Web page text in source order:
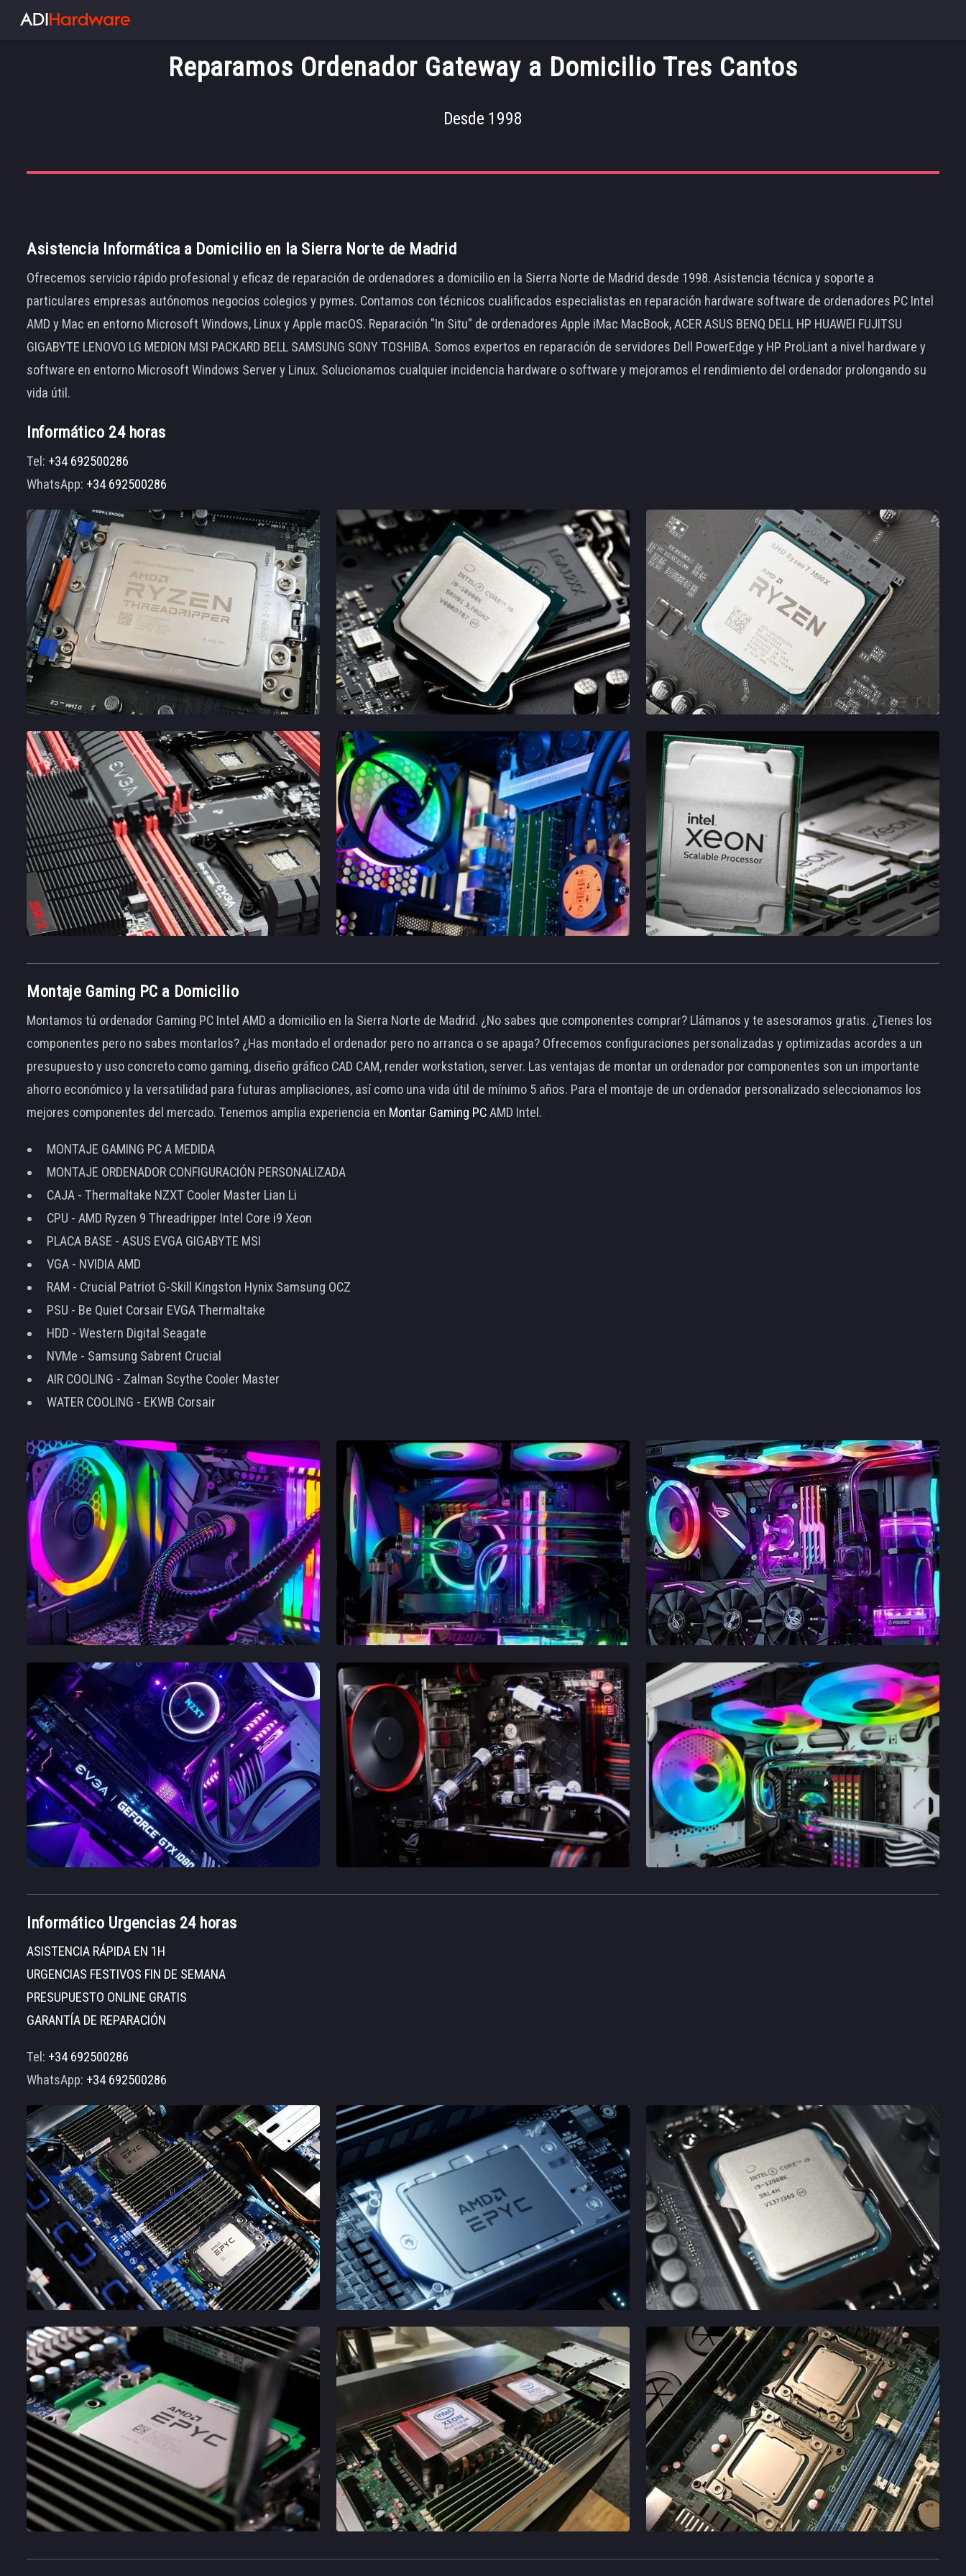
Reparamos Ordenador Gateway a Domicilio Tres Cantos
Desde 1998
Asistencia Informática a Domicilio en la Sierra Norte de Madrid
Ofrecemos servicio rápido profesional y eficaz de reparación de ordenadores a domicilio en la Sierra Norte de Madrid desde 1998. Asistencia técnica y soporte a
particulares empresas autónomos negocios colegios y pymes. Contamos con técnicos cualificados especialistas en reparación hardware software de ordenadores PC Intel
AMD y Mac en entorno Microsoft Windows, Linux y Apple macOS. Reparación "In Situ" de ordenadores Apple iMac MacBook, ACER ASUS BENQ DELL HP HUAWEI FUJITSU
GIGABYTE LENOVO LG MEDION MSI PACKARD BELL SAMSUNG SONY TOSHIBA. Somos expertos en reparación de servidores Dell PowerEdge y HP ProLiant a nivel hardware y
software en entorno Microsoft Windows Server y Linux. Solucionamos cualquier incidencia hardware o software y mejoramos el rendimiento del ordenador prolongando su
vida útil.
Informático 24 horas
Tel: +34 692500286
WhatsApp: +34 692500286
Montaje Gaming PC a Domicilio
Montamos tú ordenador Gaming PC Intel AMD a domicilio en la Sierra Norte de Madrid. ¿No sabes que componentes comprar? Llámanos y te asesoramos gratis. ¿Tienes los
componentes pero no sabes montarlos? ¿Has montado el ordenador pero no arranca o se apaga? Ofrecemos configuraciones personalizadas y optimizadas acordes a un
presupuesto y uso concreto como gaming, diseño gráfico CAD CAM, render workstation, server. Las ventajas de montar un ordenador por componentes son un importante
ahorro económico y la versatilidad para futuras ampliaciones, así como una vida útil de mínimo 5 años. Para el montaje de un ordenador personalizado seleccionamos los
mejores componentes del mercado. Tenemos amplia experiencia en Montar Gaming PCAMD Intel.
MONTAJE GAMING PC A MEDIDA
MONTAJE ORDENADOR CONFIGURACIÓN PERSONALIZADA
CAJA - Thermaltake NZXT Cooler Master Lian Li
CPU - AMD Ryzen 9 Threadripper Intel Core i9 Xeon
PLACA BASE - ASUS EVGA GIGABYTE MSI
VGA - NVIDIA AMD
RAM - Crucial Patriot G-Skill Kingston Hynix Samsung OCZ
PSU - Be Quiet Corsair EVGA Thermaltake
HDD - Western Digital Seagate
NVMe - Samsung Sabrent Crucial
AIR COOLING - Zalman Scythe Cooler Master
WATER COOLING - EKWB Corsair
Informático Urgencias 24 horas
ASISTENCIA RÁPIDA EN 1H
URGENCIAS FESTIVOS FIN DE SEMANA
PRESUPUESTO ONLINE GRATIS
GARANTÍA DE REPARACIÓN
Tel: +34 692500286
WhatsApp: +34 692500286